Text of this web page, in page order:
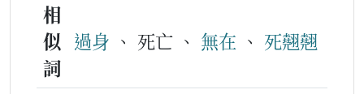
相
似
詞
過身 、 死亡 、 無在 、 死翹翹